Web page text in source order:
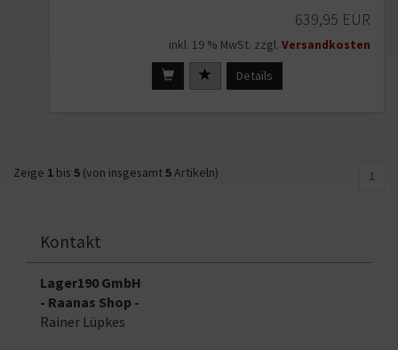
639,95 EUR
inkl. 19 % MwSt. zzgl. Versandkosten
Details
Zeige 1 bis 5 (von insgesamt5Artikeln) 1
Kontakt
Lager190 GmbH
- Raanas Shop -
Rainer Lüpkes